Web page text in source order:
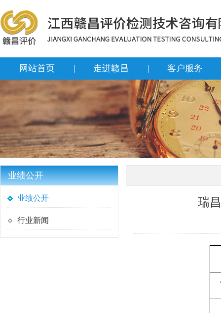
网站首页 走进赣昌 客户服务
业绩公开
业绩公开
行业新闻
瑞